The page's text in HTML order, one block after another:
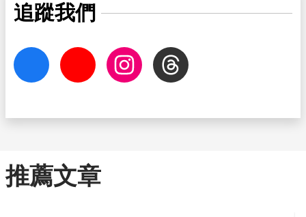
追蹤我們
facebook Youtube InstagramThreads
推薦文章